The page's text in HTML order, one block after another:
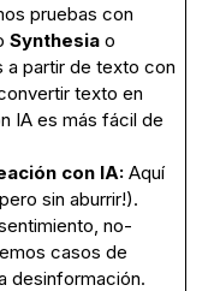
pruebas con
Synthesiao
partir de texto con
texto en
IA es más fácil de
con IA:Aquí
sin aburrir!).
no-
casos de
desinformación.